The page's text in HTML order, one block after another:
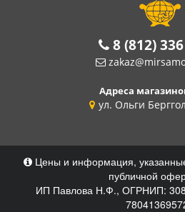
8 (812)
Адреса
ул. Ольги
Цены и информация,
публичной
ИП Павлова Н.Ф., ОГРНИП: